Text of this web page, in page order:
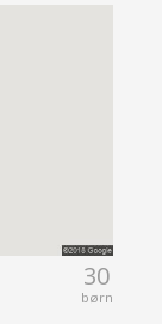
30
børn